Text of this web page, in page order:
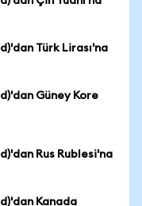
Türk Lirası'na
Güney Kore
Rus Rublesi'na
Kanada